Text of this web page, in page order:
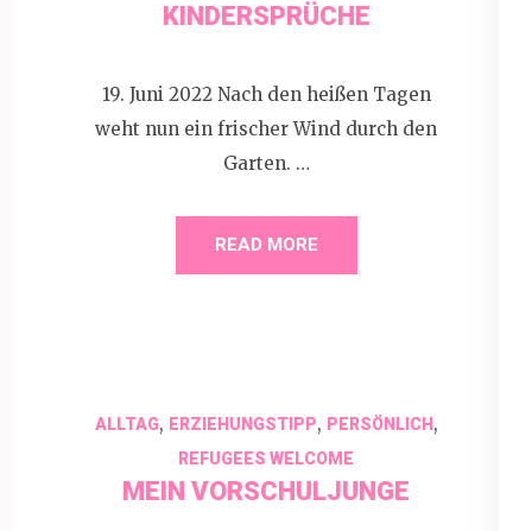
KINDERSPRÜCHE
19. Juni 2022 Nach den heißen Tagen
weht nun ein frischer Wind durch den
Garten. …
READ MORE
ALLTAG, ERZIEHUNGSTIPP, PERSÖNLICH,
REFUGEES WELCOME
MEIN VORSCHULJUNGE